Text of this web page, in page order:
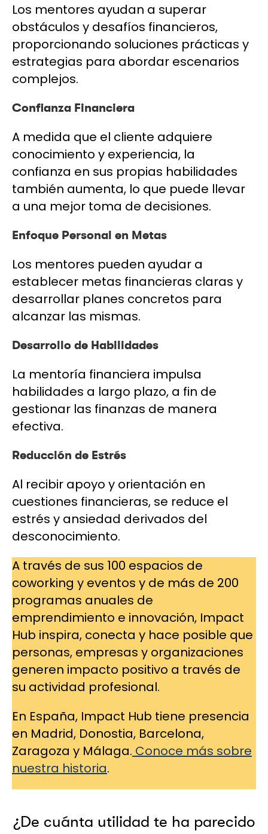
Los mentores ayudan a superar
obstáculos y desafíos financieros,
proporcionando soluciones prácticas y
estrategias para abordar escenarios
complejos.
Confianza Financiera
A medida que el cliente adquiere
conocimiento y experiencia, la
confianza en sus propias habilidades
también aumenta, lo que puede llevar
a una mejor toma de decisiones.
Enfoque Personal en Metas
Los mentores pueden ayudar a
establecer metas financieras claras y
desarrollar planes concretos para
alcanzar las mismas.
Desarrollo de Habilidades
La mentoría financiera impulsa
habilidades a largo plazo, a fin de
gestionar las finanzas de manera
efectiva.
Reducción de Estrés
Al recibir apoyo y orientación en
cuestiones financieras, se reduce el
estrés y ansiedad derivados del
desconocimiento.
A través de sus 100 espacios de
coworking y eventos y de más de 200
programas anuales de
emprendimiento e innovación, Impact
Hub inspira, conecta y hace posible que
personas, empresas y organizaciones
generen impacto positivo a través de
su actividad profesional.
En España, Impact Hub tiene presencia
en Madrid, Donostia, Barcelona,
Zaragoza y Málaga. Conoce más sobre
nuestra historia.
¿De cuánta utilidad te ha parecido